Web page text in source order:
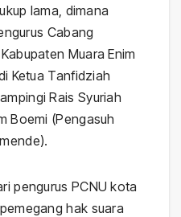
lama, dimana
Cabang
Muara Enim
Ketua Tanfidziah
Rais Syuriah
Boemi (Pengasuh
pengurus PCNU kota
hak suara